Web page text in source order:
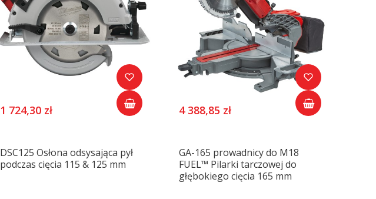
1 724,30 zł 4 388,85 zł
DSC125 Osłona odsysająca pył
podczas cięcia 115 & 125 mm
GA-165 prowadnicy do M18
FUEL™ Pilarki tarczowej do
głębokiego cięcia 165 mm